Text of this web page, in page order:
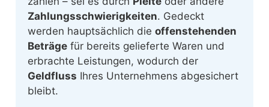
Zahlungsschwierigkeiten. Gedeckt
werden hauptsächlich dieoffenstehenden
Beträge für bereits gelieferte Waren und
erbrachte Leistungen, wodurch der
Geldfluss Ihres Unternehmens abgesichert
bleibt.